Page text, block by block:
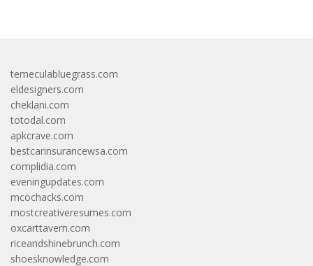
temeculabluegrass.com
eldesigners.com
cheklani.com
totodal.com
apkcrave.com
bestcarinsurancewsa.com
complidia.com
eveningupdates.com
mcochacks.com
mostcreativeresumes.com
oxcarttavern.com
riceandshinebrunch.com
shoesknowledge.com